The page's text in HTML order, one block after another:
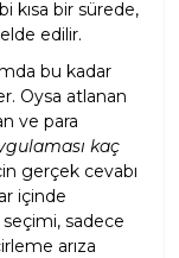
kısa bir sürede,
edilir.
bu kadar
Oysa atlanan
ve para
kaç
gerçek cevabı
içinde
seçimi, sadece
arıza